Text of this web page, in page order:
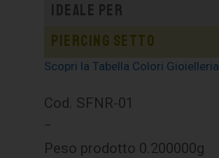
Ideale per
Piercing setto
Scopri la Tabella Colori Gioielleria
Cod. SFNR-01
–
Peso prodotto 0.200000g